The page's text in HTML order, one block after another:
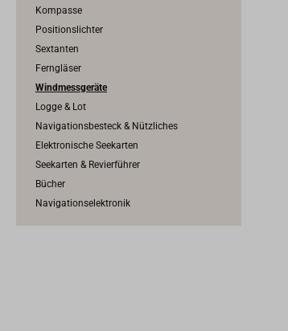
Kompasse
Positionslichter
Sextanten
Ferngläser
Windmessgeräte
Logge & Lot
Navigationsbesteck & Nützliches
Elektronische Seekarten
Seekarten & Revierführer
Bücher
Navigationselektronik